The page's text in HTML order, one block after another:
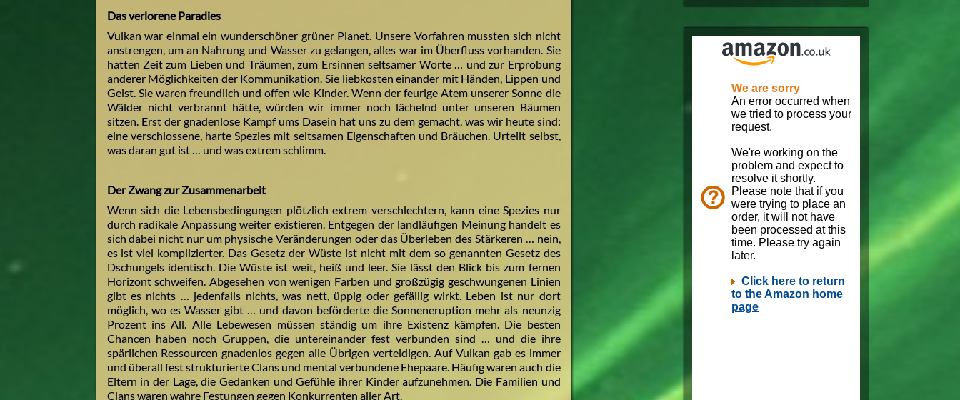
Das verlorene Paradies
Vulkan war einmal ein wunderschöner grüner Planet. Unsere Vorfahren mussten sich nicht
anstrengen, um an Nahrung und Wasser zu gelangen, alles war im Überfluss vorhanden. Sie
hatten Zeit zum Lieben und Träumen, zum Ersinnen seltsamer Worte … und zur Erprobung
anderer Möglichkeiten der Kommunikation. Sie liebkosten einander mit Händen, Lippen und
Geist. Sie waren freundlich und offen wie Kinder. Wenn der feurige Atem unserer Sonne die
Wälder nicht verbrannt hätte, würden wir immer noch lächelnd unter unseren Bäumen
sitzen. Erst der gnadenlose Kampf ums Dasein hat uns zu dem gemacht, was wir heute sind:
eine verschlossene, harte Spezies mit seltsamen Eigenschaften und Bräuchen. Urteilt selbst,
was daran gut ist … und was extrem schlimm.
Der Zwang zur Zusammenarbeit
Wenn sich die Lebensbedingungen plötzlich extrem verschlechtern, kann eine Spezies nur
durch radikale Anpassung weiter existieren. Entgegen der landläufigen Meinung handelt es
sich dabei nicht nur um physische Veränderungen oder das Überleben des Stärkeren … nein,
es ist viel komplizierter. Das Gesetz der Wüste ist nicht mit dem so genannten Gesetz des
Dschungels identisch. Die Wüste ist weit, heiß und leer. Sie lässt den Blick bis zum fernen
Horizont schweifen. Abgesehen von wenigen Farben und großzügig geschwungenen Linien
gibt es nichts … jedenfalls nichts, was nett, üppig oder gefällig wirkt. Leben ist nur dort
möglich, wo es Wasser gibt … und davon beförderte die Sonneneruption mehr als neunzig
Prozent ins All. Alle Lebewesen müssen ständig um ihre Existenz kämpfen. Die besten
Chancen haben noch Gruppen, die untereinander fest verbunden sind … und die ihre
spärlichen Ressourcen gnadenlos gegen alle Übrigen verteidigen. Auf Vulkan gab es immer
und überall fest strukturierte Clans und mental verbundene Ehepaare. Häufig waren auch die
Eltern in der Lage, die Gedanken und Gefühle ihrer Kinder aufzunehmen. Die Familien und
Clans waren wahre Festungen gegen Konkurrenten aller Art.